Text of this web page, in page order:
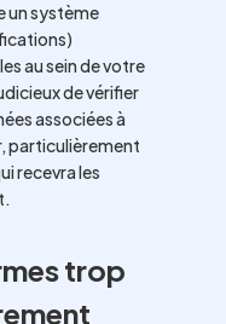
un système
au sein de votre
de vérifier
associées à
particulièrement
recevra les
trop